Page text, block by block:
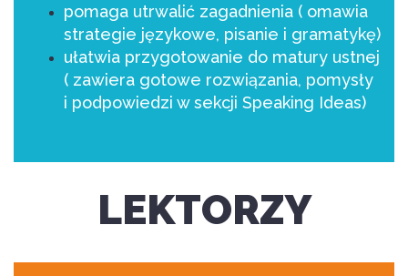
pomaga utrwalić zagadnienia ( omawia
strategie językowe, pisanie i gramatykę)
ułatwia przygotowanie do matury ustnej
( zawiera gotowe rozwiązania, pomysły
i podpowiedzi w sekcji Speaking Ideas)
LEKTORZY